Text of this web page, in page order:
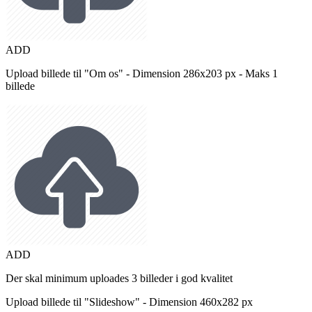
ADD
Upload billede til "Om os" - Dimension 286x203 px - Maks 1
billede
ADD
Der skal minimum uploades 3 billeder i god kvalitet
Upload billede til "Slideshow" - Dimension 460x282 px